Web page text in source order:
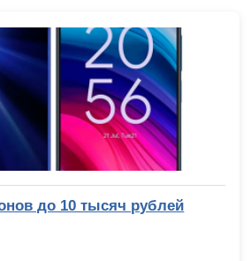
до 10 тысяч рублей